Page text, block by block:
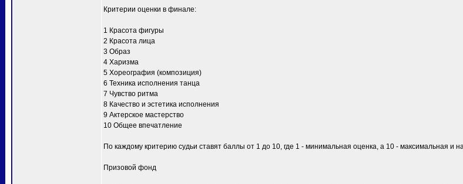
Критерии оценки в финале:
1 Красота фигуры
2 Красота лица
3 Образ
4 Харизма
5 Хореография (композиция)
6 Техника исполнения танца
7 Чувство ритма
8 Качество и эстетика исполнения
9 Актерское мастерство
10 Общее впечатление
По каждому критерию судьи ставят баллы от 1 до 10, где 1 - минимальная оценка, а 10 - максимальная и
Призовой фонд